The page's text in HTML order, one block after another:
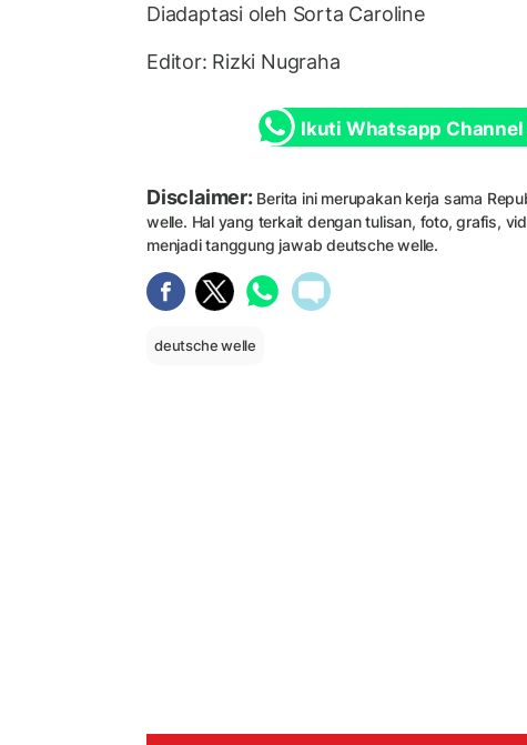
Diadaptasi oleh Sorta Caroline
Editor: Rizki Nugraha
Ikuti Whatsapp Channel
Disclaimer:Berita ini merupakan kerja sama
welle. Hal yang terkait dengan tulisan, foto, grafis,
menjadi tanggung jawab deutsche welle.
deutsche welle